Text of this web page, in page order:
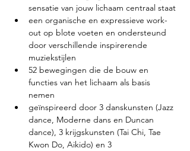
sensatie van jouw lichaam centraal staat
een organische en expressieve work-
out op blote voeten en ondersteund
door verschillende inspirerende
muziekstijlen
52 bewegingen die de bouw en
functies van het lichaam als basis
nemen
geïnspireerd door 3 danskunsten (Jazz
dance, Moderne dans en Duncan
dance), 3 krijgskunsten (Tai Chi, Tae
Kwon Do, Aikido) en 3